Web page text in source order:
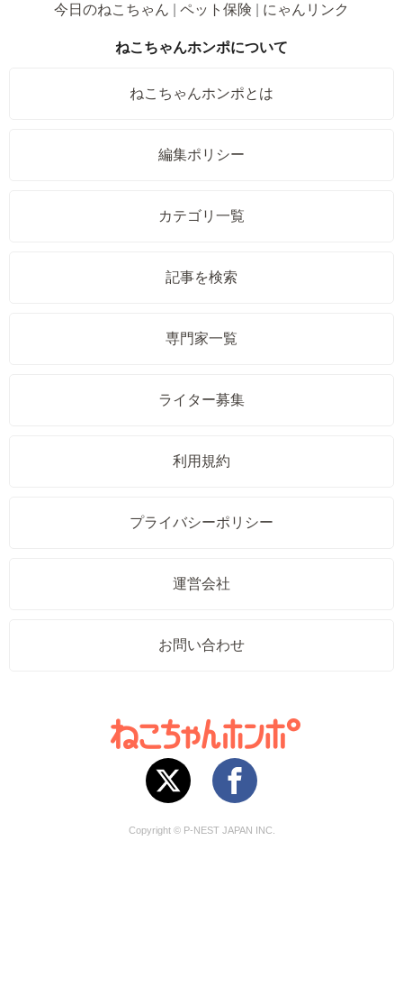
今日のねこちゃん
ペット保険 にゃんリンク
ねこちゃんホンポについて
ねこちゃんホンポとは
編集ポリシー
カテゴリ一覧
記事を検索
専門家一覧
ライター募集
利用規約
プライバシーポリシー
運営会社
お問い合わせ
Copyright © P-NEST JAPAN INC.